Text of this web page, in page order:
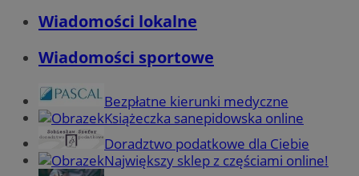
Wiadomości lokalne
Wiadomości sportowe
Bezpłatne kierunki medyczne
Książeczka sanepidowska online
Doradztwo podatkowe dla Ciebie
Największy sklep z częściami online!